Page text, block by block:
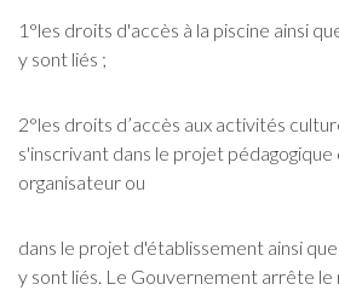
1°les droits d'accès à la piscine ainsi
y sont liés ;
2°les droits d’accès aux activités
s'inscrivant dans le projet
organisateur ou
dans le projet d'établissement ainsi
y sont liés. Le Gouvernement arrête